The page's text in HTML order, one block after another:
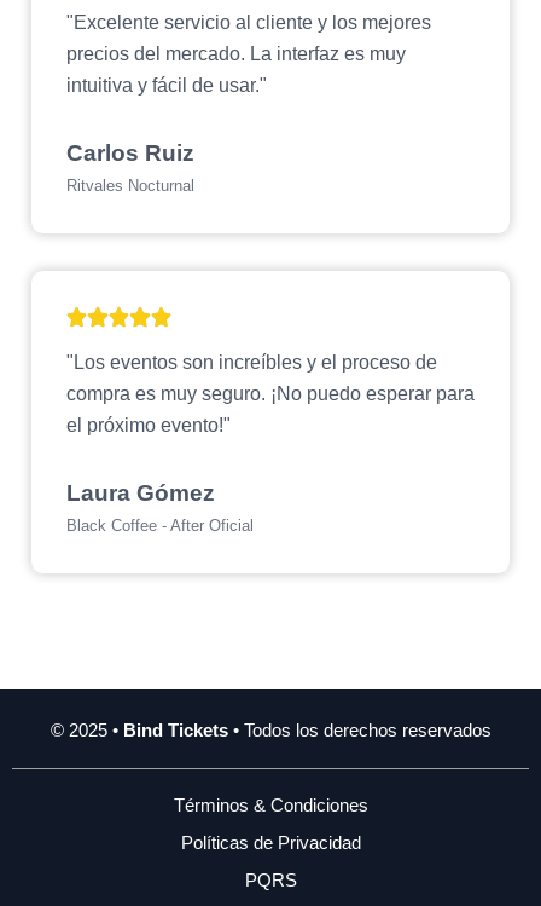
"Excelente servicio al cliente y los mejores
precios del mercado. La interfaz es muy
intuitiva y fácil de usar."
Carlos Ruiz
Ritvales Nocturnal
"Los eventos son increíbles y el proceso de
compra es muy seguro. ¡No puedo esperar para
el próximo evento!"
Laura Gómez
Black Coffee - After Oficial
© 2025 • Bind Tickets• Todos los derechos reservados
Términos & Condiciones
Políticas de Privacidad
PQRS